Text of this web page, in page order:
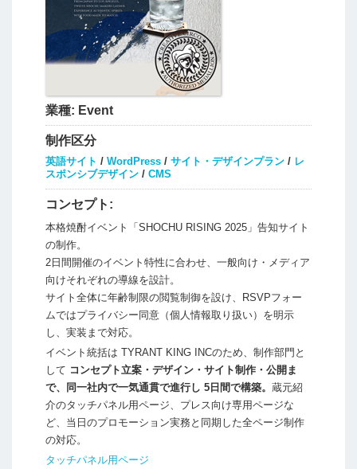
業種: Event
制作区分
英語サイト / WordPress/ サイト・デザインプラン/ レ
スポンシブデザイン/ CMS
コンセプト:
本格焼酎イベント「SHOCHU RISING 2025」告知サイト
の制作。
2日間開催のイベント特性に合わせ、一般向け・メディア
向けそれぞれの導線を設計。
サイト全体に年齢制限の閲覧制御を設け、RSVPフォー
ムではプライバシー同意（個人情報取り扱い）を明示
し、実装まで対応。
イベント統括は TYRANT KING INCのため、 制作部門と
して コンセプト立案・デザイン・サイト制作・公開ま
で、同一社内で一気通貫で進行し 5日間で構築。 蔵元紹
介のタッチパネル用ページ、プレス向け専用ページな
ど、当日のプロモーション実務と同期した全ページ制作
の対応。
タッチパネル用ページ